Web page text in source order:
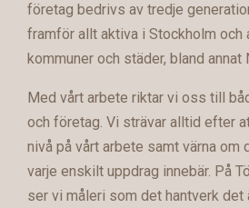
företag bedrivs av tredje
framför allt aktiva i Stockholm och
kommuner och städer, bland annat
Med vårt arbete riktar vi oss till
och företag. Vi strävar alltid efter
nivå på vårt arbete samt värna
varje enskilt uppdrag innebär. På
ser vi måleri som det hantverk det